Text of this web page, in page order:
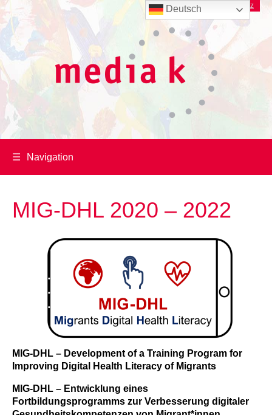
Imprint Datenschutz
☰ Navigation
MIG-DHL 2020 – 2022
MIG-DHL – Development of a Training Program for
Improving Digital Health Literacy of Migrants
MIG-DHL – Entwicklung eines
Fortbildungsprogramms zur Verbesserung digitaler
Deutsch